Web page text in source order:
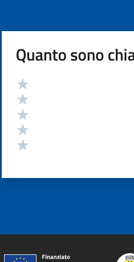
Quanto sono
Valutazione